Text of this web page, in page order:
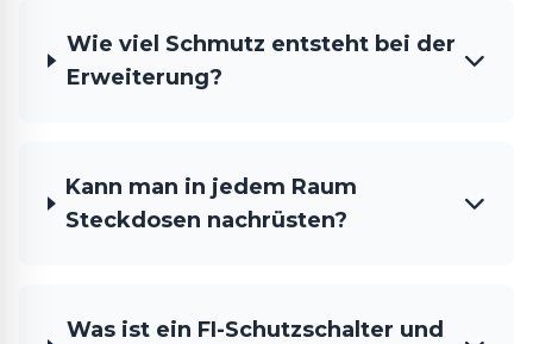
Wie viel Schmutz entsteht bei der
Erweiterung?
Kann man in jedem Raum
Steckdosen nachrüsten?
Was ist ein FI-Schutzschalter und